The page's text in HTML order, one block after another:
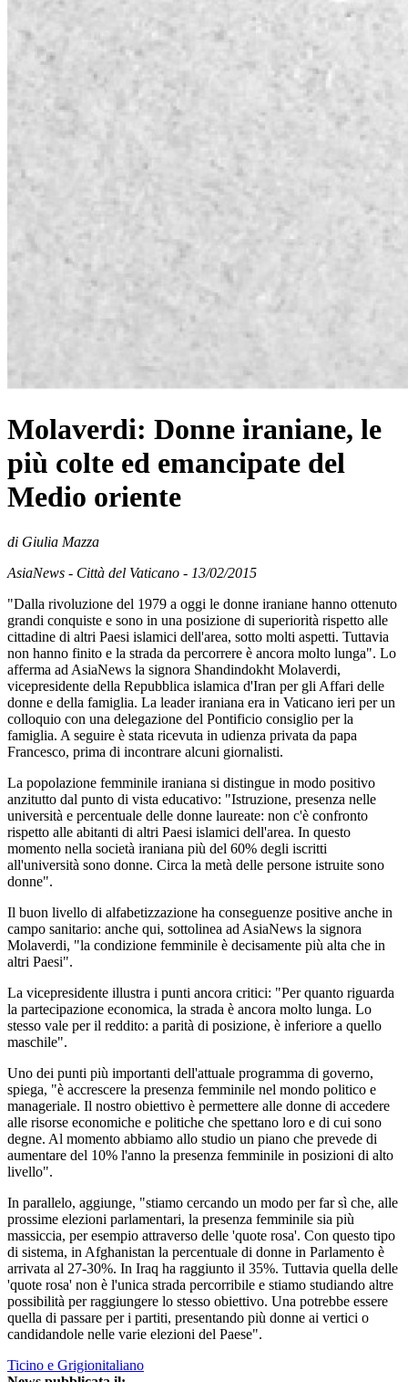
Molaverdi: Donne iraniane, le
più colte ed emancipate del
Medio oriente
di Giulia Mazza
AsiaNews - Città del Vaticano - 13/02/2015
"Dalla rivoluzione del 1979 a oggi le donne iraniane hanno ottenuto
grandi conquiste e sono in una posizione di superiorità rispetto alle
cittadine di altri Paesi islamici dell'area, sotto molti aspetti. Tuttavia
non hanno finito e la strada da percorrere è ancora molto lunga". Lo
afferma ad AsiaNews la signora Shandindokht Molaverdi,
vicepresidente della Repubblica islamica d'Iran per gli Affari delle
donne e della famiglia. La leader iraniana era in Vaticano ieri per un
colloquio con una delegazione del Pontificio consiglio per la
famiglia. A seguire è stata ricevuta in udienza privata da papa
Francesco, prima di incontrare alcuni giornalisti.
La popolazione femminile iraniana si distingue in modo positivo
anzitutto dal punto di vista educativo: "Istruzione, presenza nelle
università e percentuale delle donne laureate: non c'è confronto
rispetto alle abitanti di altri Paesi islamici dell'area. In questo
momento nella società iraniana più del 60% degli iscritti
all'università sono donne. Circa la metà delle persone istruite sono
donne".
Il buon livello di alfabetizzazione ha conseguenze positive anche in
campo sanitario: anche qui, sottolinea ad AsiaNews la signora
Molaverdi, "la condizione femminile è decisamente più alta che in
altri Paesi".
La vicepresidente illustra i punti ancora critici: "Per quanto riguarda
la partecipazione economica, la strada è ancora molto lunga. Lo
stesso vale per il reddito: a parità di posizione, è inferiore a quello
maschile".
Uno dei punti più importanti dell'attuale programma di governo,
spiega, "è accrescere la presenza femminile nel mondo politico e
manageriale. Il nostro obiettivo è permettere alle donne di accedere
alle risorse economiche e politiche che spettano loro e di cui sono
degne. Al momento abbiamo allo studio un piano che prevede di
aumentare del 10% l'anno la presenza femminile in posizioni di alto
livello".
In parallelo, aggiunge, "stiamo cercando un modo per far sì che, alle
prossime elezioni parlamentari, la presenza femminile sia più
massiccia, per esempio attraverso delle 'quote rosa'. Con questo tipo
di sistema, in Afghanistan la percentuale di donne in Parlamento è
arrivata al 27-30%. In Iraq ha raggiunto il 35%. Tuttavia quella delle
'quote rosa' non è l'unica strada percorribile e stiamo studiando altre
possibilità per raggiungere lo stesso obiettivo. Una potrebbe essere
quella di passare per i partiti, presentando più donne ai vertici o
candidandole nelle varie elezioni del Paese".
Ticino e Grigionitaliano